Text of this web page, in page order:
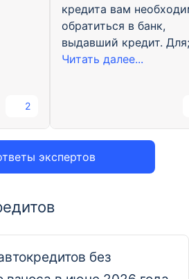
экспертов
2
кредита вам
обратиться в банк,
выдавший кредит. Для;
Читать далее...
без